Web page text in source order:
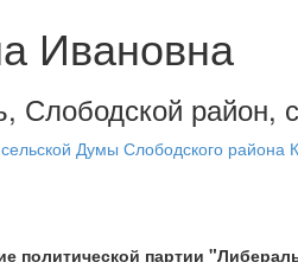
Ивановна
Слободской район,
Думы Слободского района
политической партии